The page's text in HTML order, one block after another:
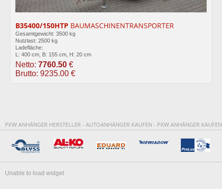
B35400/150HTP BAUMASCHINENTRANSPORTER
Gesamtgewicht: 3500 kg
Nutzlast: 2500 kg
Ladefläche:
L: 400 cm, B: 155 cm, H: 20 cm
Netto: 7760.50 €
Brutto: 9235.00 €
PKW ANHÄNGER HERSTELLER - AUTOANHÄNGER KAUFEN - PKW ANHÄNGER KAUFEN
Unable to load widget